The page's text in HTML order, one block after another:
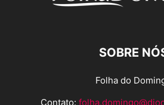
SOBRE
Folha do
Contato: